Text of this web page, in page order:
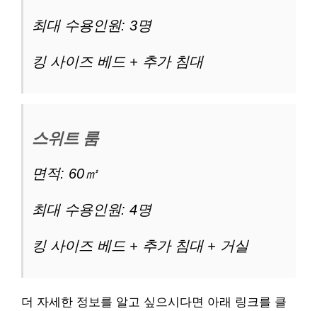
최대 수용인원: 3명
킹 사이즈 베드 + 추가 침대
스위트 룸
면적: 60㎡
최대 수용인원: 4명
킹 사이즈 베드 + 추가 침대 + 거실
더 자세한 정보를 알고 싶으시다면 아래 링크를 클